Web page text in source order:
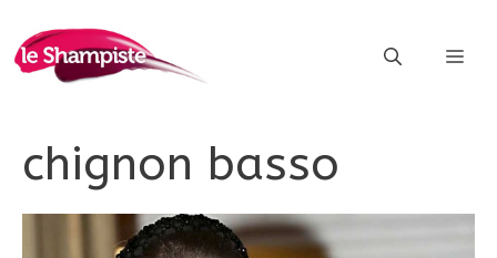
contenuto
chignon basso